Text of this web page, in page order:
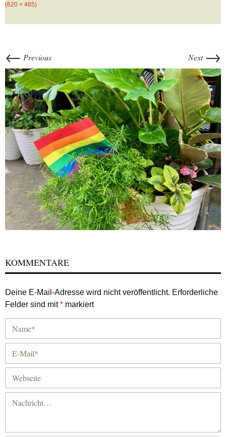
(620 × 465)
← Previous Next →
KOMMENTARE
Deine E-Mail-Adresse wird nicht veröffentlicht. Erforderliche
Felder sind mit* markiert